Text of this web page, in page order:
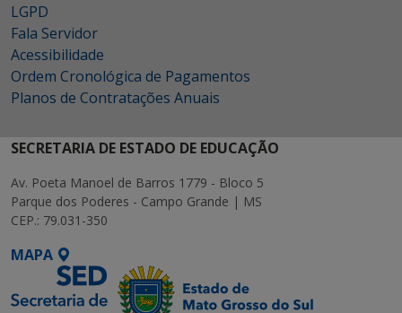
LGPD
Fala Servidor
Acessibilidade
Ordem Cronológica de Pagamentos
Planos de Contratações Anuais
SECRETARIA DE ESTADO DE EDUCAÇÃO
Av. Poeta Manoel de Barros 1779 - Bloco 5
Parque dos Poderes - Campo Grande | MS
CEP.: 79.031-350
MAPA